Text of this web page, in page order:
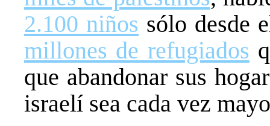
2.100 niños sólo desde
millones de refugiados
que abandonar sus
israelí sea cada vez